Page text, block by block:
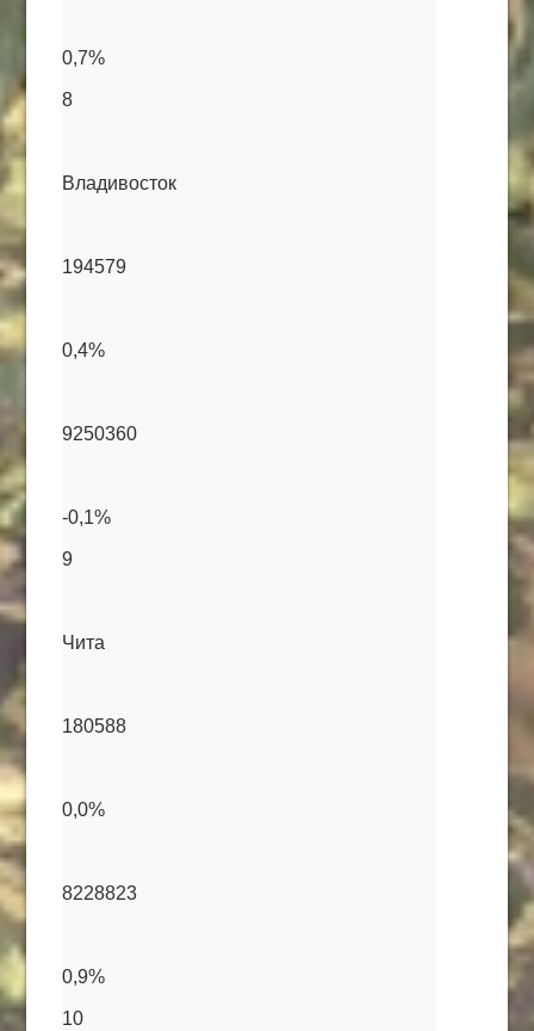
0,7%
8
Владивосток
194579
0,4%
9250360
-0,1%
9
Чита
180588
0,0%
8228823
0,9%
10